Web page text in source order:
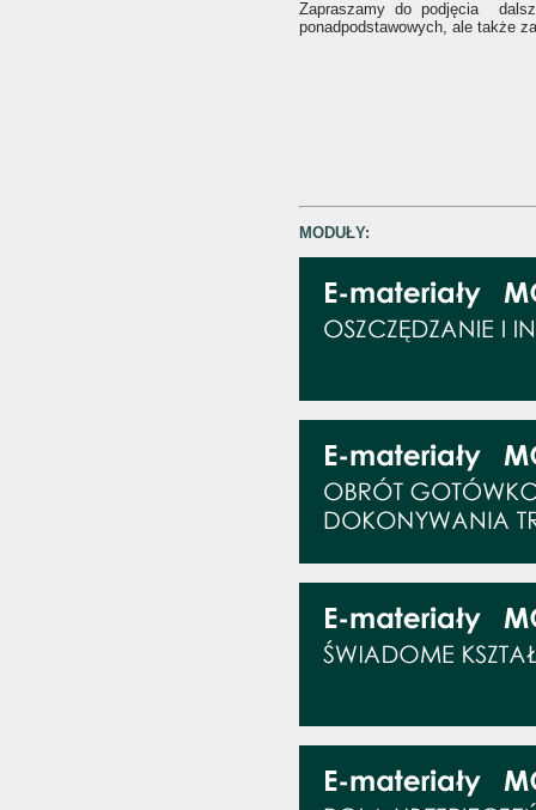
Zapraszamy do podjęcia
ponadpodstawowych, ale także
MODUŁY: